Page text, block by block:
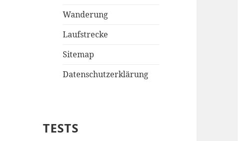
Wanderung
Laufstrecke
Sitemap
Datenschutzerklärung
TESTS